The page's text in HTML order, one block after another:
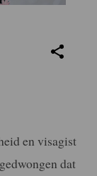
en visagist
dat